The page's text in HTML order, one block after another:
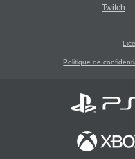
Twitch
Politique de